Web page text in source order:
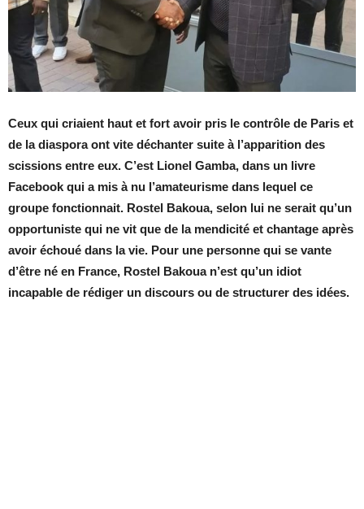
Ceux qui criaient haut et fort avoir pris le contrôle de Paris et
de la diaspora ont vite déchanter suite à l’apparition des
scissions entre eux. C’est Lionel Gamba, dans un livre
Facebook qui a mis à nu l’amateurisme dans lequel ce
groupe fonctionnait. Rostel Bakoua, selon lui ne serait qu’un
opportuniste qui ne vit que de la mendicité et chantage après
avoir échoué dans la vie. Pour une personne qui se vante
d’être né en France, Rostel Bakoua n’est qu’un idiot
incapable de rédiger un discours ou de structurer des idées.